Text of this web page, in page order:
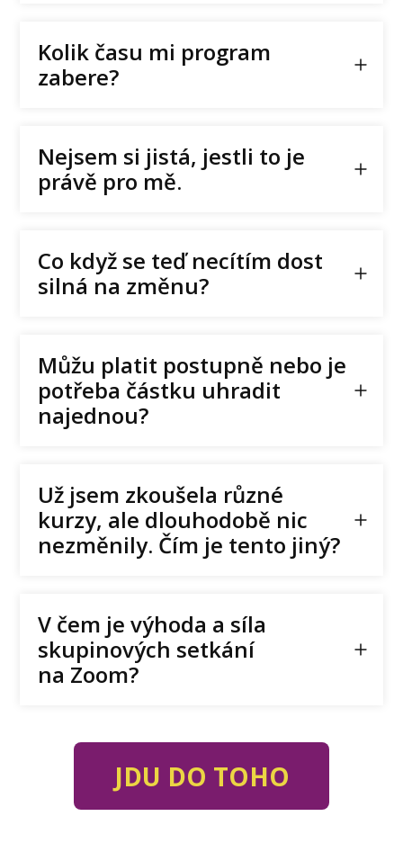
Kolik času mi program
zabere?
Nejsem si jistá, jestli to je
právě pro mě.
Co když se teď necítím dost
silná na změnu?
Můžu platit postupně nebo je
potřeba částku uhradit
najednou?
Už jsem zkoušela různé
kurzy, ale dlouhodobě nic
nezměnily. Čím je tento jiný?
V čem je výhoda a síla
skupinových setkání
na Zoom?
JDU DO TOHO